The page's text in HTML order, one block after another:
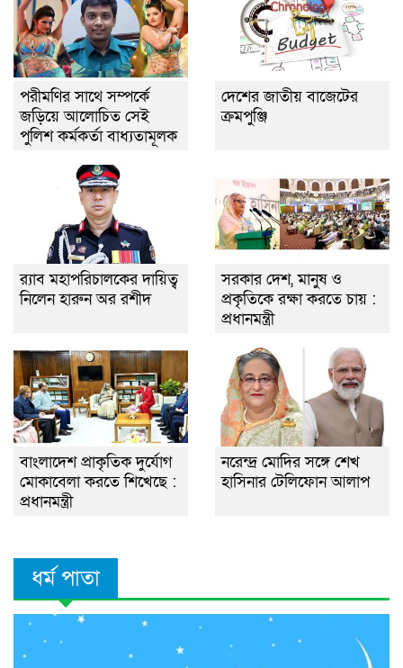
পরীমণির সাথে সম্পর্কে
জড়িয়ে আলোচিত সেই
পুলিশ কর্মকর্তা বাধ্যতামূলক
দেশের জাতীয় বাজেটের
ক্রমপুঞ্জি
র‌্যাব মহাপরিচালকের দায়িত্ব
নিলেন হারুন অর রশীদ
সরকার দেশ, মানুষ ও
প্রকৃতিকে রক্ষা করতে চায় :
প্রধানমন্ত্রী
বাংলাদেশ প্রাকৃতিক দুর্যোগ
মোকাবেলা করতে শিখেছে :
প্রধানমন্ত্রী
নরেন্দ্র মোদির সঙ্গে শেখ
হাসিনার টেলিফোন আলাপ
ধর্ম পাতা